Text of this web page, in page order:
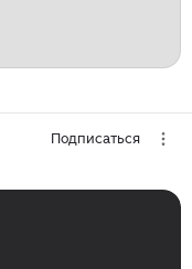
Подписаться